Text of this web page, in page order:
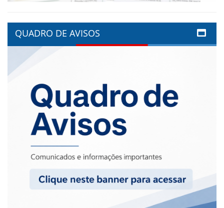
QUADRO DE AVISOS